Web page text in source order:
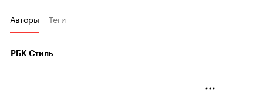
Авторы Теги
РБК Стиль